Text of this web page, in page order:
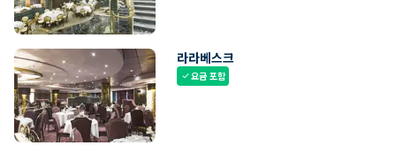
라라베스크
check요금 포함